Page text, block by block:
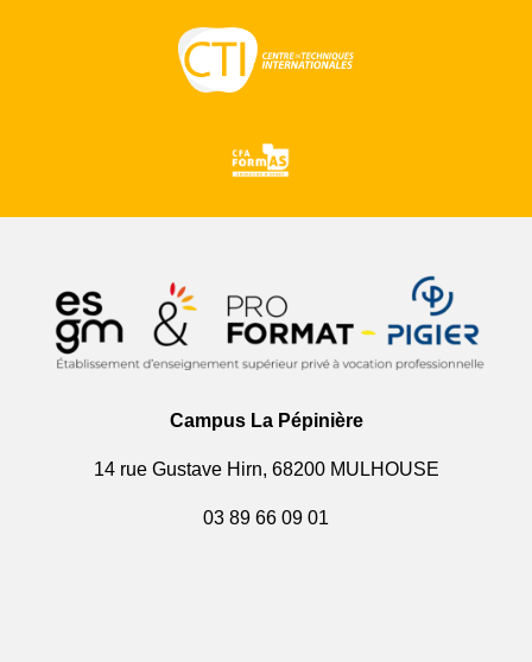
Campus La Pépinière
14 rue Gustave Hirn, 68200 MULHOUSE
03 89 66 09 01